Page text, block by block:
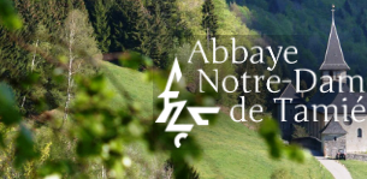
Aller
au
contenu.
|
Aller
à
la
navigation
Outils
personnels
Chercher par
Recherche
avancée…